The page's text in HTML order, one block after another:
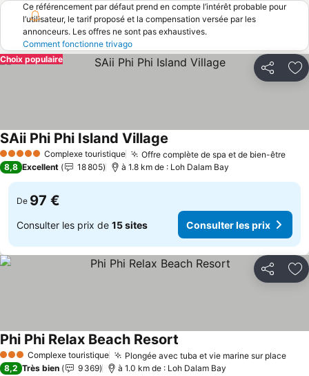
Ce référencement par défaut prend en compte l’intérêt probable pour
l’utilisateur, le tarif proposé et la compensation versée par les
annonceurs. Les offres ne sont pas exhaustives.
Comment fonctionne trivago
Partager
Choix populaire
5 Étoiles Complexe touristique Offre complète de spa et de bien-être
SAii Phi Phi Island Village
8,8 Excellent 18 805 à 1.8 km de : Loh Dalam Bay
De 97 €
Consulter les prix de 15 sites Consulter les prix
Partager
3 ÉtoilesComplexe touristique Plongée avec tuba et vie marine sur place
Phi Phi Relax Beach Resort
8,2 Très bien 9 369 à 1.0 km de : Loh Dalam Bay